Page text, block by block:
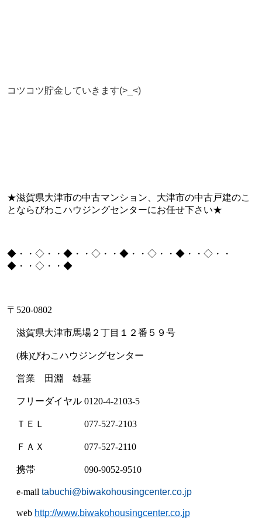
コツコツ貯金していきます(>_<)
★滋賀県大津市の中古マンション、大津市の中古戸建のこ
とならびわこハウジングセンターにお任せ下さい★
◆・・◇・・◆・・◇・・◆・・◇・・◆・・◇・・
◆・・◇・・◆
〒 520-0802
滋賀県大津市馬場２丁目１２番５９号
(株)びわこハウジングセンター
営業 田淵 雄基
フリーダイヤル0120-4-2103-5
ＴＥＬ 077-527-2103
ＦＡＸ 077-527-2110
携帯 090-9052-9510
e-mail tabuchi@biwakohousingcenter.co.jp
web http://www.biwakohousingcenter.co.jp